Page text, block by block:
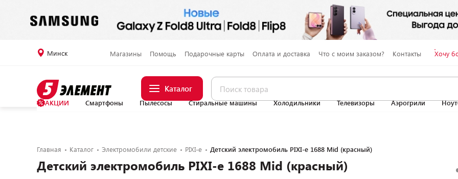
Минск Магазины Помощь Подарочные карты Оплата и доставка Что с моим заказом? Контакты Хочу
Каталог
АКЦИИ Смартфоны Пылесосы Стиральные машины Холодильники Телевизоры Аэрогрили
Главная Каталог Электромобили детские PIXI-e Детский электромобиль PIXI-e 1688 Mid (красный)
Детский электромобиль PIXI-e 1688 Mid (красный)